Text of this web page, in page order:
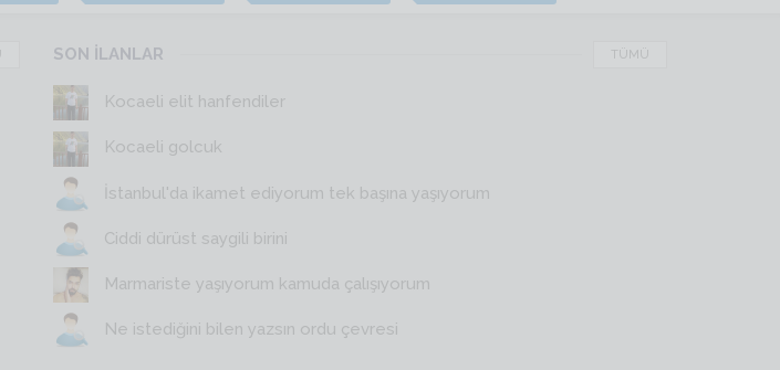
SON İLANLAR TÜMÜ
Kocaeli elit hanfendiler
Kocaeli golcuk
İstanbul'da ikamet ediyorum tek başına yaşıyorum
Ciddi dürüst saygili birini
Marmariste yaşıyorum kamuda çalışıyorum
Ne istediğini bilen yazsın ordu çevresi